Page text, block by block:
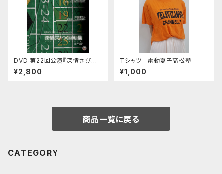
DVD 第22回公演『深情さびつく
回転儀』
¥2,800
Tシャツ 「電動夏子高松塾」
¥1,000
商品一覧に戻る
CATEGORY